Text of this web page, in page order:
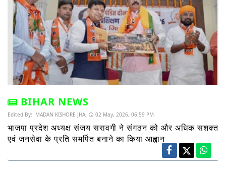
BIHAR NEWS
Edited By: MADAN KISHORE JHA, 02 May, 2026, 06:59 PM
भाजपा प्रदेश अध्यक्ष संजय सरावगी ने संगठन को और अधिक सशक्त
एवं जनसेवा के प्रति समर्पित बनाने का किया आह्वान